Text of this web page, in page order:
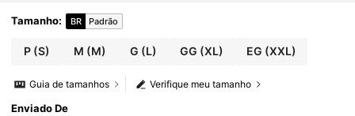
Tamanho: BR Padrão
P (S) M (M) G (L) GG (XL) EG (XXL)
Verifique meu tamanho
Guia de tamanhos
Enviado De